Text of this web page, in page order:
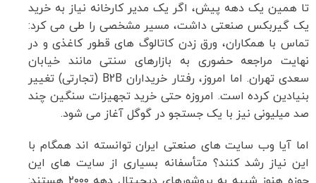
تا همین یک دهه پیش، اگر یک مدیر کارخانه نیاز به خرید
یک گیربکس صنعتی داشت، مسیر مشخصی را طی می کرد:
تماس با همکاران، ورق زدن کاتالوگ های قطور کاغذی و در
نهایت مراجعه حضوری به بازارهای سنتی مانند خیابان
سعدی تهران. اما امروز، رفتار خریداران B2B (تجارتی) تغییر
بنیادین کرده است. امروزه حتی خرید تجهیزات سنگین چند
صد میلیونی نیز با یک جستجو در گوگل آغاز می شود.
اما آیا وب سایت های صنعتی ایران توانسته اند همگام با
این نیاز رشد کنند؟ متأسفانه بسیاری از سایت های این